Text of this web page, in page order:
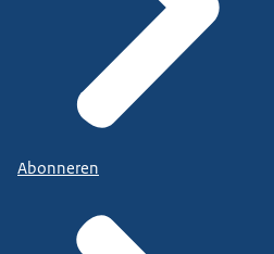
Abonneren